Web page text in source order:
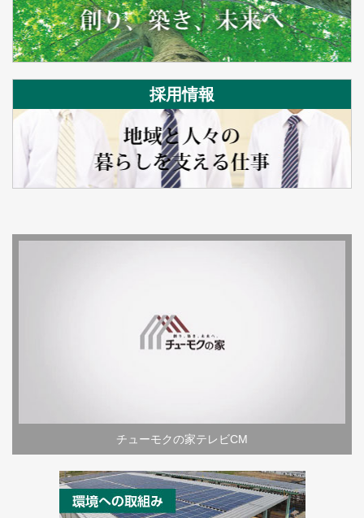
採用情報
チューモクの家テレビCM